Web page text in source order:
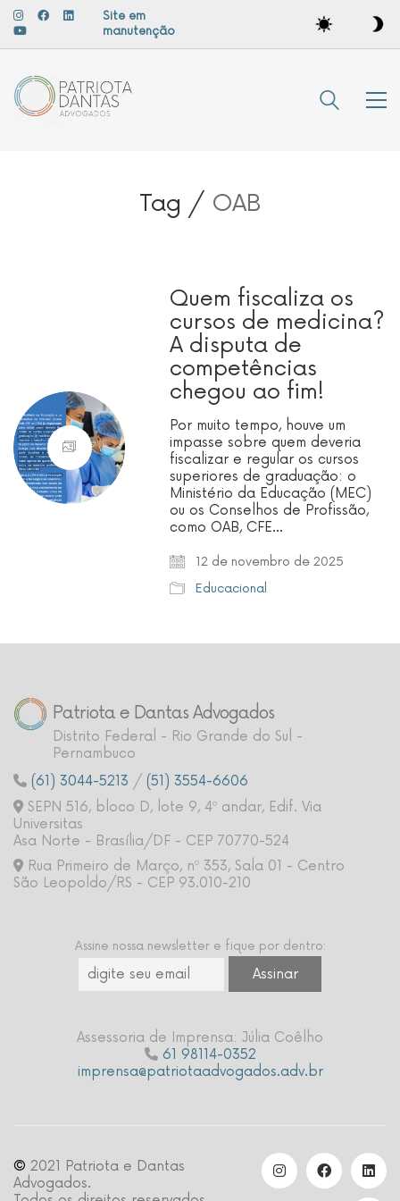
Site em
manutenção
Tag / OAB
Quem fiscaliza os
cursos de medicina?
A disputa de
competências
chegou ao fim!
Por muito tempo, houve um
impasse sobre quem deveria
fiscalizar e regular os cursos
superiores de graduação: o
Ministério da Educação (MEC)
ou os Conselhos de Profissão,
como OAB, CFE…
12 de novembro de 2025
Educacional
Patriota e Dantas Advogados
Distrito Federal - Rio Grande do Sul -
Pernambuco
(61) 3044-5213 / (51) 3554-6606
SEPN 516, bloco D, lote 9, 4º andar, Edif. Via
Universitas
Asa Norte - Brasília/DF - CEP 70770-524
Rua Primeiro de Março, nº 353, Sala 01 - Centro
São Leopoldo/RS - CEP 93.010-210
Assine nossa newsletter e fique por dentro:
Assessoria de Imprensa: Júlia Coêlho
61 98114-0352
imprensa@patriotaadvogados.adv.br
© 2021 Patriota e Dantas
Advogados.